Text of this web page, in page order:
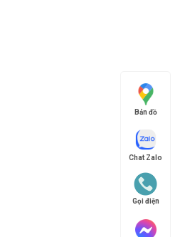
Bản đồ
Chat Zalo
Gọi điện